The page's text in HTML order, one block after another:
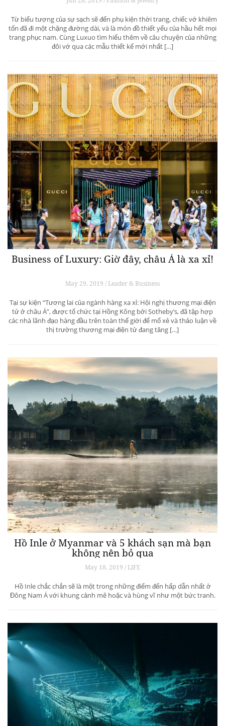
Từ biểu tượng của sự sạch sẽ đến phụ kiện thời trang, chiếc vớ khiêm
tốn đã đi một chặng đường dài, và là món đồ thiết yếu của hầu hết mọi
trang phục nam. Cùng Luxuo tìm hiểu thêm về câu chuyện của những
đôi vớ qua các mẫu thiết kế mới nhất […]
Business of Luxury: Giờ đây, châu Á là xa xỉ!
May 29, 2019 / Leader & Business
Tại sự kiện “Tương lai của ngành hàng xa xỉ: Hội nghị thương mại điện
tử ở châu Á”, được tổ chức tại Hồng Kông bởi Sotheby’s, đã tập hợp
các nhà lãnh đạo hàng đầu trên toàn thế giới để mổ xẻ và thảo luận về
thị trường thương mại điện tử đang tăng […]
Hồ Inle ở Myanmar và 5 khách sạn mà bạn
không nên bỏ qua
May 18, 2019 / LIFE
Hồ Inle chắc chắn sẽ là một trong những điểm đến hấp dẫn nhất ở
Đông Nam Á với khung cảnh mê hoặc và hùng vĩ như một bức tranh.